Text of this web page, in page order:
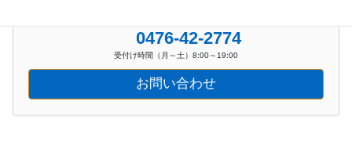
0476-42-2774
受付け時間（月～土）8:00～19:00
お問い合わせ